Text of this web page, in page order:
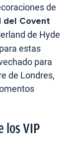
de
del Covent
de Hyde
estas
para
de Londres,
los VIP